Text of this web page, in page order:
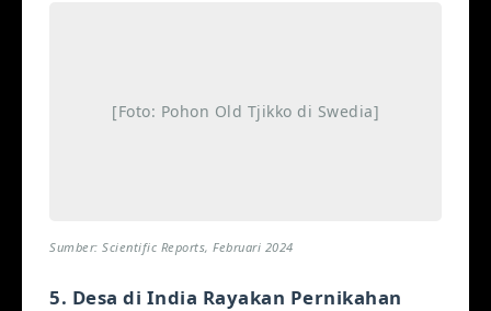
[Foto: Pohon Old Tjikko di Swedia]
Sumber: Scientific Reports, Februari 2024
5. Desa di India Rayakan Pernikahan